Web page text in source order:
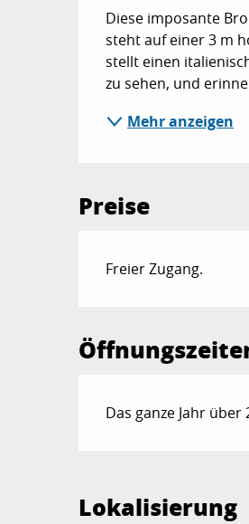
Diese imposante
steht auf einer 3 m
stellt einen
zu sehen, und
Mehr anzeigen
Preise
Freier Zugang.
Das ganze Jahr
Lokalisierung